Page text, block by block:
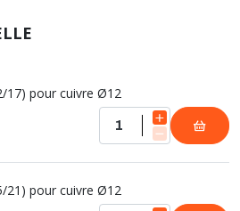
17) pour cuivre Ø12
21) pour cuivre Ø12